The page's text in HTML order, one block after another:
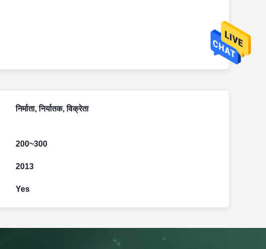
निर्माता, निर्यातक, विक्रेता
200~300
2013
Yes